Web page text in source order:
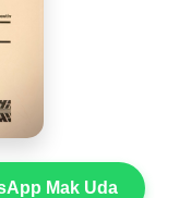
Mak Uda